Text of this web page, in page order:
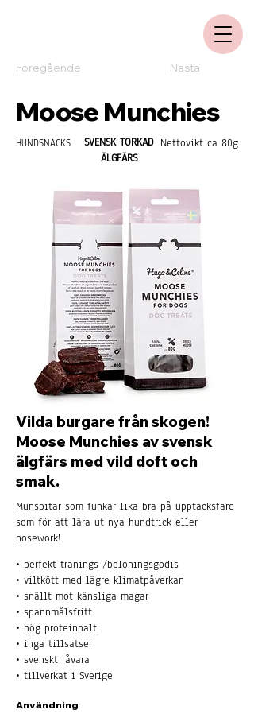
Moose Munchies
Föregående Nästa
HUNDSNACKS
SVENSK TORKAD
ÄLGFÄRS
Nettovikt ca 80g
Vilda burgare från skogen!
Moose Munchies av svensk
älgfärs med vild doft och
smak.
Munsbitar som funkar lika bra på upptäcksfärd
som för att lära ut nya hundtrick eller
nosework!
• perfekt tränings-/belöningsgodis
• viltkött med lägre klimatpåverkan
• snällt mot känsliga magar
• spannmålsfritt
• hög proteinhalt
• inga tillsatser
• svenskt råvara
• tillverkat i Sverige
Användning